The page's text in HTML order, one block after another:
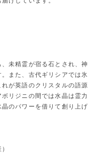
未精霊が宿る石とされ、神
また、古代ギリシアでは氷
が英語のクリスタルの語源
リジニの間では水晶は霊力
のパワーを借りて創り上げ